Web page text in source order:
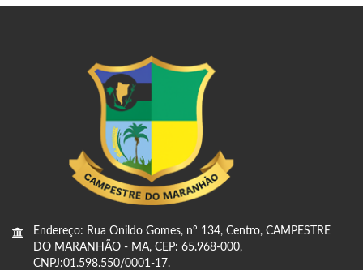
Endereço: Rua Onildo Gomes, nº 134, Centro, CAMPESTRE
DO MARANHÃO - MA, CEP: 65.968-000,
CNPJ:01.598.550/0001-17.